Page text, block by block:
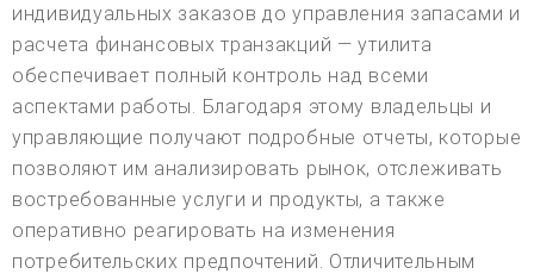
индивидуальных заказов до управления запасами и
расчета финансовых транзакций — утилита
обеспечивает полный контроль над всеми
аспектами работы. Благодаря этому владельцы и
управляющие получают подробные отчеты, которые
позволяют им анализировать рынок, отслеживать
востребованные услуги и продукты, а также
оперативно реагировать на изменения
потребительских предпочтений. Отличительным